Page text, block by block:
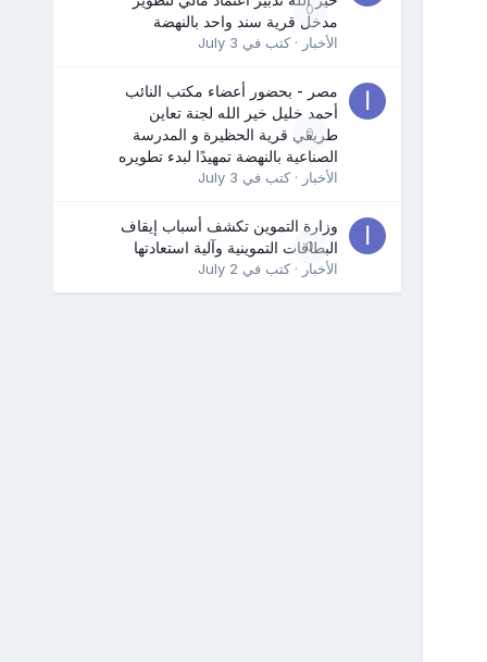
0
مدخل قرية سند واحد بالنهضة
الأخبار · كتب في July 3
0
مصر - بحضور أعضاء مكتب النائب
أحمد خليل خير الله لجنة تعاين
طريقي قرية الحظيرة و المدرسة
الصناعية بالنهضة تمهيدًا لبدء تطويره
الأخبار · كتب في July 3
0
وزارة التموين تكشف أسباب إيقاف
البطاقات التموينية وآلية استعادتها
الأخبار · كتب في July 2